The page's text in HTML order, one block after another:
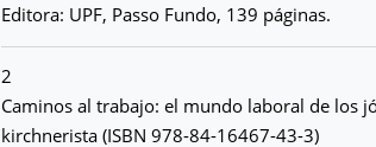
Editora: UPF, Passo Fundo, 139 páginas.
2
Caminos al trabajo: el mundo laboral de los
kirchnerista (ISBN 978-84-16467-43-3)